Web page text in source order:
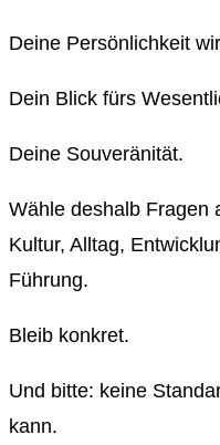
Deine Persönlichkeit
Dein Blick fürs
Deine Souveränität.
Wähle deshalb Fragen
Kultur, Alltag,
Führung.
Bleib konkret.
Und bitte: keine
kann.